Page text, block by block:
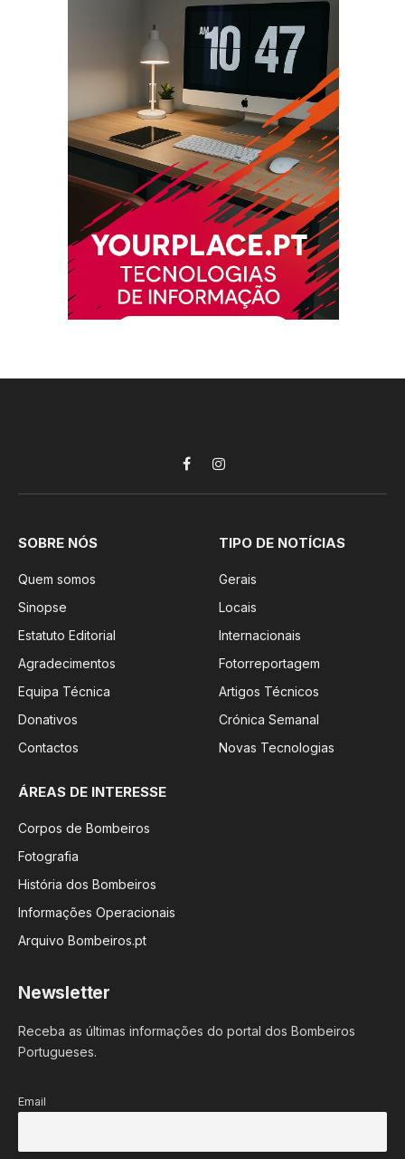
FacebookInstagram
SOBRE NÓS
Quem somos
Sinopse
Estatuto Editorial
Agradecimentos
Equipa Técnica
Donativos
Contactos
TIPO DE NOTÍCIAS
Gerais
Locais
Internacionais
Fotorreportagem
Artigos Técnicos
Crónica Semanal
Novas Tecnologias
ÁREAS DE INTERESSE
Corpos de Bombeiros
Fotografia
História dos Bombeiros
Informações Operacionais
Arquivo Bombeiros.pt
Newsletter
Receba as últimas informações do portal dos Bombeiros
Portugueses.
Email